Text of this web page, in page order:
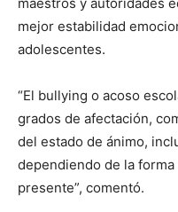
mejor estabilidad
adolescentes.
“El bullying o acoso
grados de afectación,
del estado de ánimo,
dependiendo de la
presente”, comentó.